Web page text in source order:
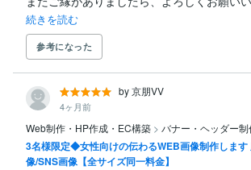
続きを読む
参考になった
by 京朋VV
4ヶ月前
Web制作・HP作成・EC構築 > バナー・ヘッダー制
3名様限定◆女性向けの伝わるWEB画像制作します
像/SNS画像【全サイズ同一料金】